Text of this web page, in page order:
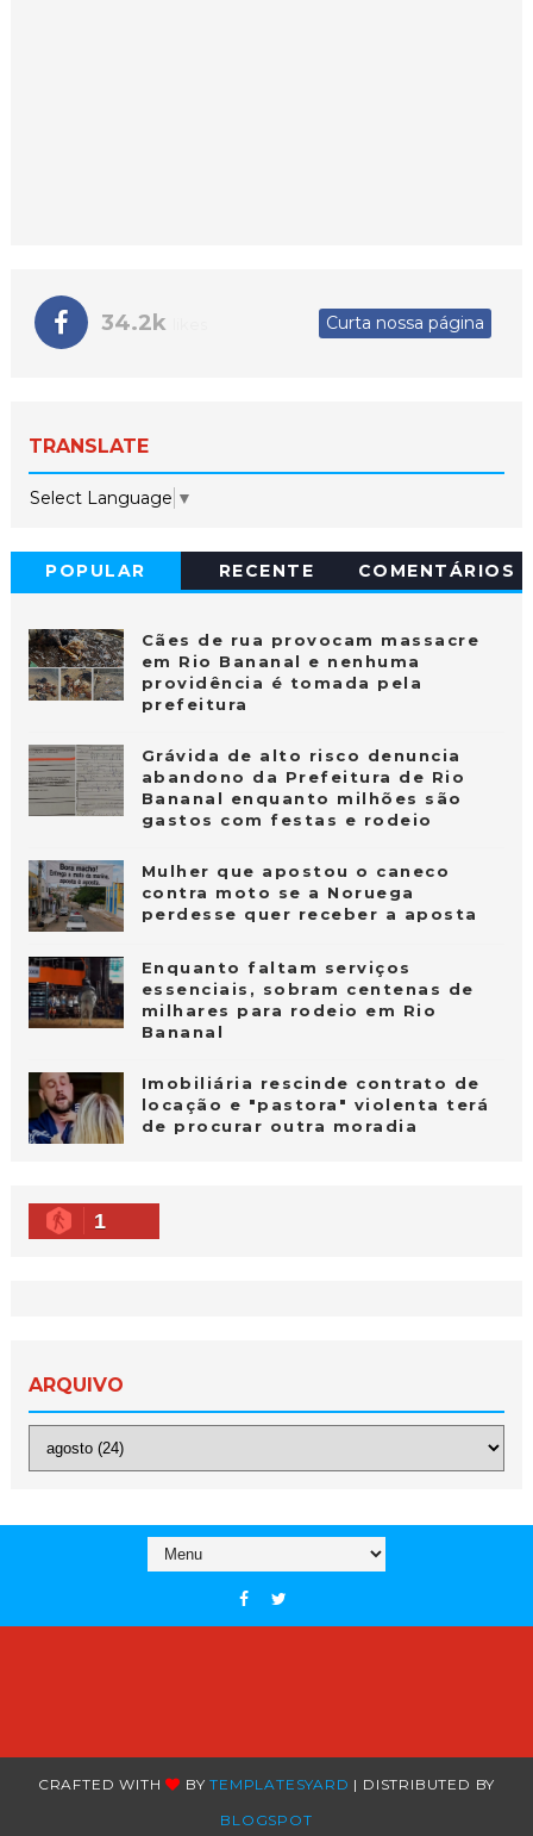
34.2k Curta nossa página
TRANSLATE
Select Language ▼
POPULAR RECENTE COMENTÁRIOS
Cães de rua provocam massacre
em Rio Bananal e nenhuma
providência é tomada pela
prefeitura
Grávida de alto risco denuncia
abandono da Prefeitura de Rio
Bananal enquanto milhões são
gastos com festas e rodeio
Mulher que apostou o caneco
contra moto se a Noruega
perdesse quer receber a aposta
Enquanto faltam serviços
essenciais, sobram centenas de
milhares para rodeio em Rio
Bananal
Imobiliária rescinde contrato de
locação e "pastora" violenta terá
de procurar outra moradia
1
ARQUIVO
CRAFTED WITH BYTEMPLATESYARD | DISTRIBUTED BY
BLOGSPOT